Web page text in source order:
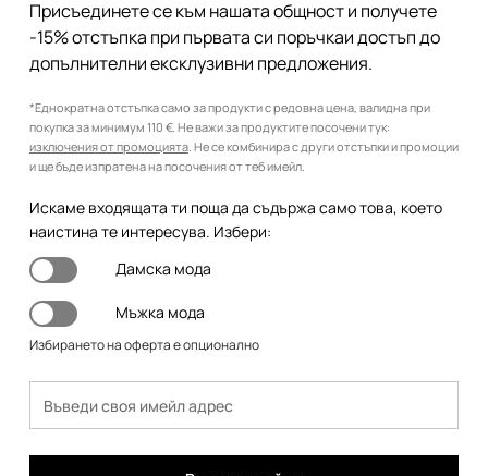
Присъединете се към нашата общност и получете
-15% отстъпка при първата си поръчкаи достъп до
допълнителни ексклузивни предложения.
*Еднократна отстъпка само за продукти с редовна цена, валидна при
покупка за минимум 110 €. Не важи за продуктите посочени тук:
изключения от промоцията. Не се комбинира с други отстъпки и промоции
и ще бъде изпратена на посочения от теб имейл.
Искаме входящата ти поща да съдържа само това, което
наистина те интересува. Избери:
Дамска мода
Мъжка мода
Избирането на оферта е опционално